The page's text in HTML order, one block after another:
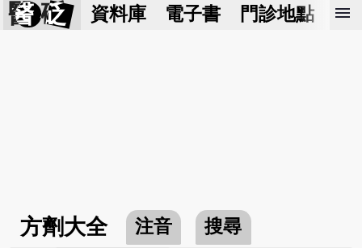
醫 砭 資料庫 電子書 門診地點 預
menu
方劑大全 注音 搜尋